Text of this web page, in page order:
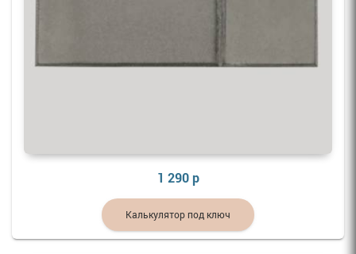
1 290 р
Калькулятор под ключ